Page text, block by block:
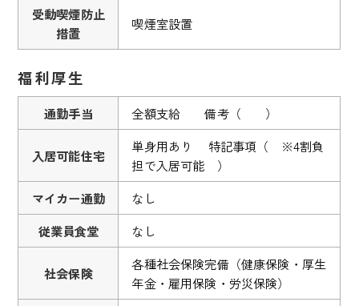
受動喫煙防止
措置
喫煙室設置
福利厚生
通勤手当 全額支給 備考（ ）
入居可能住宅
単身用あり 特記事項（ ※4割負
担で入居可能 ）
マイカー通勤
なし
従業員食堂
なし
社会保険
各種社会保険完備（健康保険・厚生
年金・雇用保険・労災保険）